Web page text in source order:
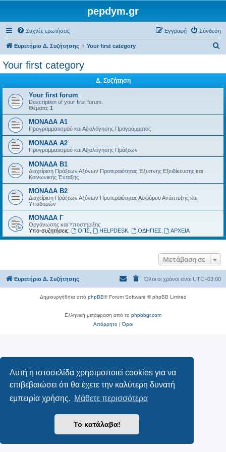
Αυτή η ιστοσελίδα χρησιμοποιεί cookies για να
επιβεβαιώσει ότι θα έχετε την καλύτερη δυνατή
εμπειρία χρήσης. Μάθετε περισσότερα
Το κατάλαβα!
pepdym.gr
Συχνές ερωτήσεις Σύνδεση
Εγγραφή
Ευρετήριο Δ. Συζήτησης Your first category
Your first category
Δ. Συζήτηση
Your first forum
Description of your first forum.
Θέματα: 1
ΜΟΝΑΔΑ Α1
Προγραμματισμού και Αξιολόγησης Προγράμματος
ΜΟΝΑΔΑ Α2
Προγραμματισμού και Αξιολόγησης Πράξεων
ΜΟΝΑΔΑ Β1
Διαχείριση Πράξεων Αξόνων Προτεραιότητας Έξυπνης Εξειδίκευσης και
Κοινωνικής Ένταξης
ΜΟΝΑΔΑ Β2
Διαχείριση Πράξεων Αξόνων Προτεραιότητας Αειφόρου Ανάπτυξης και
Υποδομών
ΜΟΝΑΔΑ Γ
Οργάνωσης και Υποστήριξης
Υπο-συζητήσεις:
ΟΠΣ HELPDESK, ΟΔΗΓΙΕΣ ΑΡΧΕΙΑ
Μετάβαση σε
Ευρετήριο Δ. Συζήτησης Όλοι οι χρόνοι είναι UTC+03:00
Δημιουργήθηκε από phpBB® Forum Software © phpBB Limited
Ελληνική μετάφραση από το phpbbgr.com
Απόρρητο|Όροι